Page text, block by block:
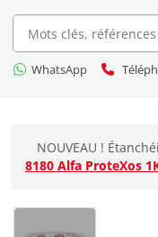
WhatsApp
NOUVEAU !
8180 Alfa ProteXos